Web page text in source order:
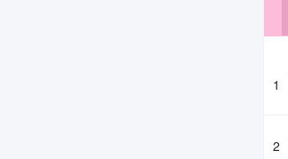
1
2